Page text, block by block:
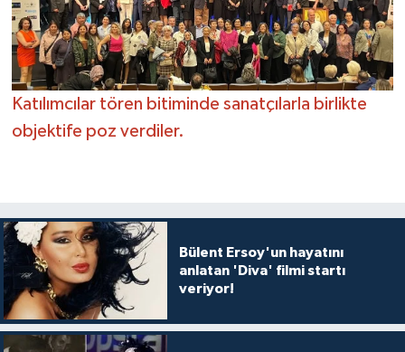
Katılımcılar tören bitiminde sanatçılarla birlikte
objektife poz verdiler.
Bülent Ersoy'un hayatını
anlatan 'Diva' filmi startı
veriyor!